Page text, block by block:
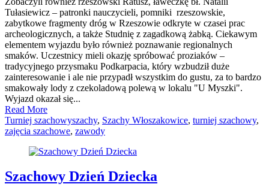
Tułasiewicz – patronki nauczycieli, pomniki rzeszowskie,
zabytkowe fragmenty dróg w Rzeszowie odkryte w czasei prac
archeologicznych, a także Studnię z zagadkową żabką. Ciekawym
elementem wyjazdu było również poznawanie regionalnych
smaków. Uczestnicy mieli okazję spróbować proziaków –
tradycyjnego przysmaku Podkarpacia, który wzbudził duże
zainteresowanie i ale nie przypadł wszystkim do gustu, za to bardzo
smakowały lody z czekoladową polewą w lokalu "U Myszki".
Wyjazd okazał się...
Read More
Turniej szachowyszachy, Szachy Włoszakowice, turniej szachowy,
zajęcia szachowe, zawody
Szachowy Dzień Dziecka